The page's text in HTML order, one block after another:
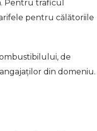
Pentru traficul
pentru călătoriile
de
din domeniu.